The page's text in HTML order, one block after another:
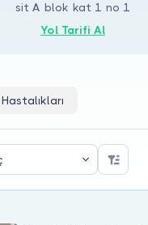
musunuz?
sit A blok kat 1 no 1
Yol Tarifi Al